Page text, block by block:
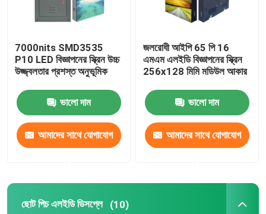
7000nits SMD3535
P10 LED বিজ্ঞাপনের স্ক্রিন উচ্চ
উজ্জ্বলতার প্রশস্ত অনুভূমিক
ভালো দাম
আমাদের সাথে যোগাযোগ
জলরোধী আইপি 65 পি 16
এমএম এলইডি বিজ্ঞাপনের স্ক্রিন
256x128 মিমি মডিউল আকার
ভালো দাম
আমাদের সাথে যোগাযোগ
ছোট পিচ এলইডি ডিসপ্লে (10)